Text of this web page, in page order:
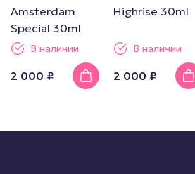
Amsterdam
Special 30ml
В наличии
2 000 ₽
Highrise 30ml
В наличии
2 000 ₽